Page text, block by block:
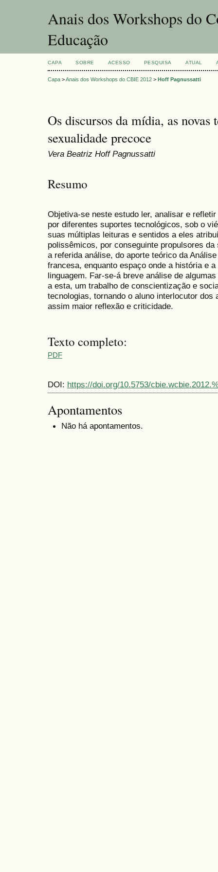
Anais dos Workshops do
Educação
CAPA SOBRE ACESSO PESQUISA ATUAL
Capa >Anais dos Workshops do CBIE 2012 > Hoff Pagnussatti
Os discursos da mídia, as novas
sexualidade precoce
Vera Beatriz Hoff Pagnussatti
Resumo
Objetiva-se neste estudo ler, analisar e
por diferentes suportes tecnológicos, sob o
suas múltiplas leituras e sentidos a eles
polissêmicos, por conseguinte propulsores
a referida análise, do aporte teórico da
francesa, enquanto espaço onde a história e
linguagem. Far-se-á breve análise de
a esta, um trabalho de conscientização e
tecnologias, tornando o aluno interlocutor
assim maior reflexão e criticidade.
Texto completo:
PDF
DOI: https://doi.org/10.5753/
Apontamentos
Não há apontamentos.